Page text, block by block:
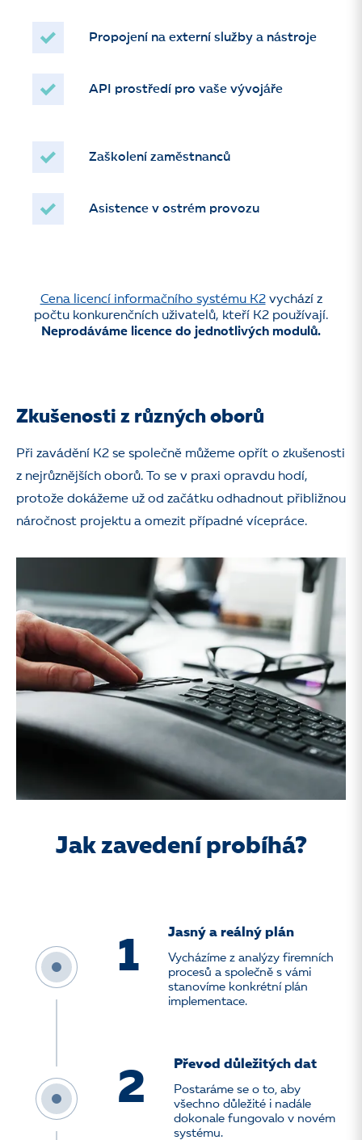
Propojení na externí služby a nástroje
API prostředí pro vaše vývojáře
Zaškolení zaměstnanců
Asistence v ostrém provozu
Cena licencí informačního systému K2vychází z
počtu konkurenčních uživatelů, kteří K2 používají.
Neprodáváme licence do jednotlivých modulů.
Zkušenosti z různých oborů
Při zavádění K2 se společně můžeme opřít o zkušenosti
z nejrůznějších oborů. To se v praxi opravdu hodí,
protože dokážeme už od začátku odhadnout přibližnou
náročnost projektu a omezit případné vícepráce.
Jak zavedení probíhá?
1
Jasný a reálný plán
Vycházíme z analýzy firemních
procesů a společně s vámi
stanovíme konkrétní plán
implementace.
2
Převod důležitých dat
Postaráme se o to, aby
všechno důležité i nadále
dokonale fungovalo v novém
systému.